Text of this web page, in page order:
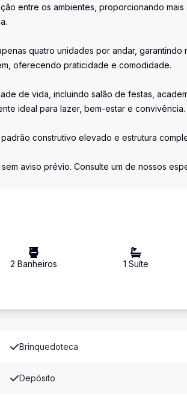
entre os ambientes, proporcionando mais
quatro unidades por andar, garantindo
oferecendo praticidade e comodidade.
de vida, incluindo salão de festas,
ideal para lazer, bem-estar e convivência.
construtivo elevado e estrutura
aviso prévio. Consulte um de nossos
2 Banheiros 1 Suíte
Brinquedoteca
Depósito